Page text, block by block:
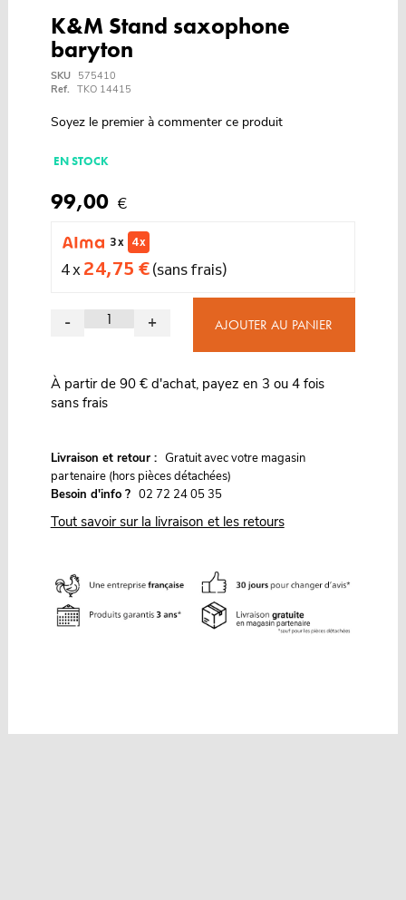
K&M Stand saxophone
baryton
SKU
575410
Ref. TKO 14415
Soyez le premier à commenter ce produit
EN STOCK
99,00 €
3 x 4 x
4 x 24,75 €(sans frais)
- + AJOUTER AU PANIER
À partir de 90 € d'achat, payez en 3 ou 4 fois
sans frais
Livraison et retour : Gratuit avec votre magasin
partenaire (hors pièces détachées)
Besoin d'info ? 02 72 24 05 35
Tout savoir sur la livraison et les retours